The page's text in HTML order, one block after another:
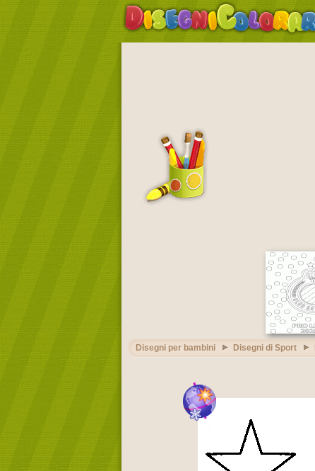
Disegni per bambini Disegni di Sport